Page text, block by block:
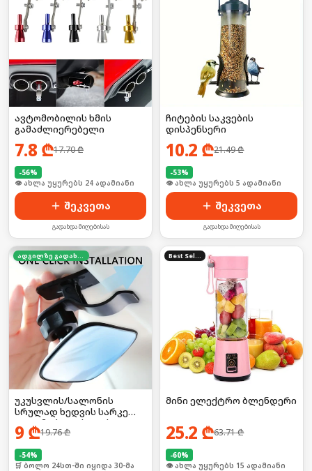
ავტომობილის ხმის
გამაძლიერებელი
7.8 ₾17.70₾
-56%
🛒 ბოლო 24სთ-ში იყიდა 37-მა
შეკვეთა
გადახდა მიღებისას
ჩიტების საკვების
დისპენსერი
10.2 ₾21.49₾
-53%
🛒 ბოლო 24სთ-ში იყიდა 11-მა
შეკვეთა
გადახდა მიღებისას
ადგილზე გადახდა
უკუსვლის/სალონის
სრულად ხედვის სარკე
ავტომობილისთვის
9 ₾19.76₾
-54%
🛒 ბოლო 24სთ-ში იყიდა 30-მა
Best Seller
მინი ელექტრო ბლენდერი
25.2 ₾63.71₾
-60%
🛒 ბოლო 24სთ-ში იყიდა 22-მა